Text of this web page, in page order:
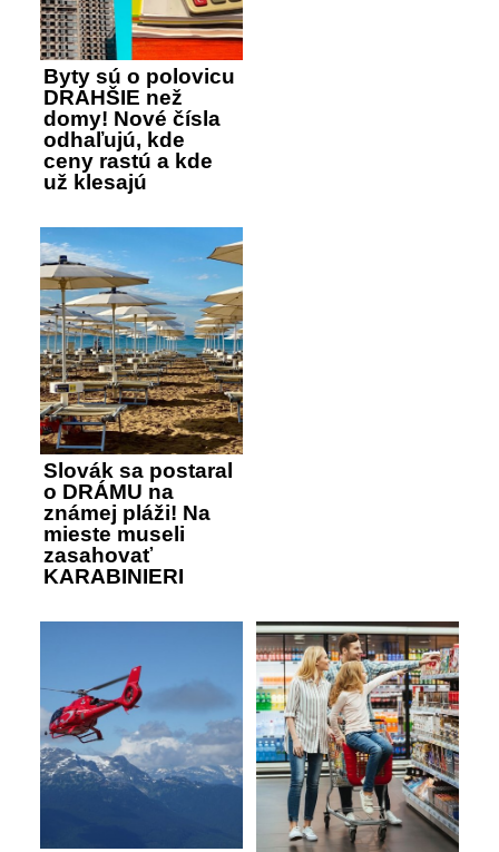
Byty sú o polovicu
DRAHŠIE než
domy! Nové čísla
odhaľujú, kde
ceny rastú a kde
už klesajú
Slovák sa postaral
o DRÁMU na
známej pláži! Na
mieste museli
zasahovať
KARABINIERI